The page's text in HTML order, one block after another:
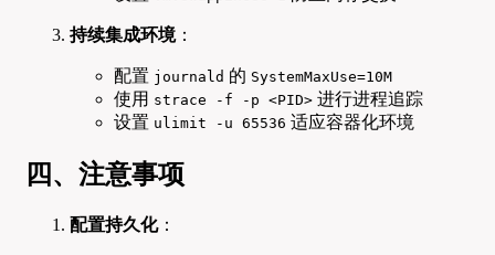
持续集成环境：
配置 journald 的 SystemMaxUse=10M
使用 strace -f -p <PID> 进行进程追踪
设置 ulimit -u 65536 适应容器化环境
四、注意事项
配置持久化：